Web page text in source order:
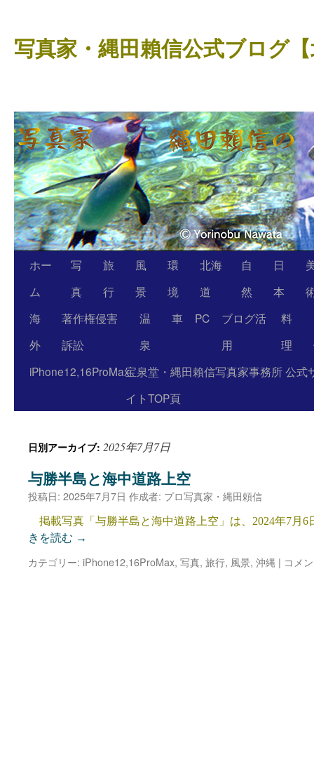
テ
ン
ッ
プ
写真家・縄田賴信公式ブログ
ホー
ム
写
真
旅
行
風
景
環
境
北海
道
自
然
日
本
海
外
著作権侵害
訴訟
温
泉
車 PC
ブログ活
用
料
理
iPhone12,16ProMax宝泉堂・縄田賴信写真家事務所 公式
イトTOP頁
日別アーカイブ: 2025年7月7日
与勝半島と海中道路上空
投稿日: 2025年7月7日 作成者: プロ写真家・縄田頼信
掲載写真「与勝半島と海中道路上空」は、2024年7月
きを読む →
カテゴリー: iPhone12,16ProMax, 写真, 旅行, 風景, 沖縄 | コメ